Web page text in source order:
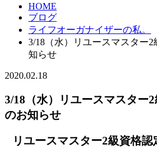
HOME
ブログ
ライフオーガナイザーの私。
3/18（水）リユースマスター
知らせ
2020.02.18
3/18（水）リユースマスター
のお知らせ
リユースマスター2級資格認